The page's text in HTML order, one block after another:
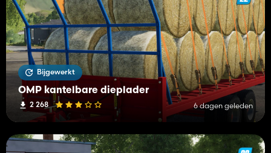
Bijgewerkt
OMP kantelbare dieplader
2 268 6 dagen geleden